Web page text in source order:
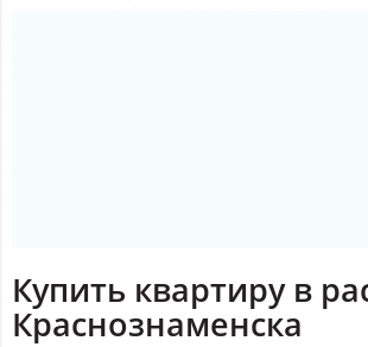
Купить квартиру в
Краснознаменска